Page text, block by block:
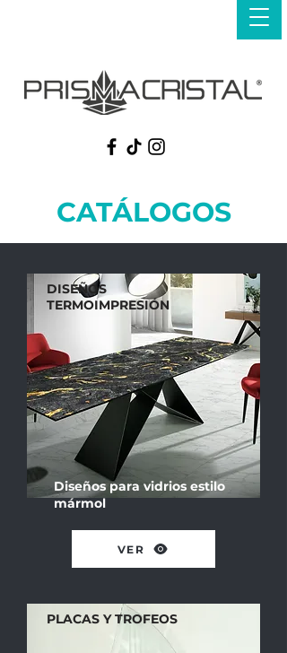
CATÁLOGOS
Diseños para vidrios estilo
mármol
VER
DISEÑOS
TERMOIMPRESIÓN
PLACAS Y TROFEOS